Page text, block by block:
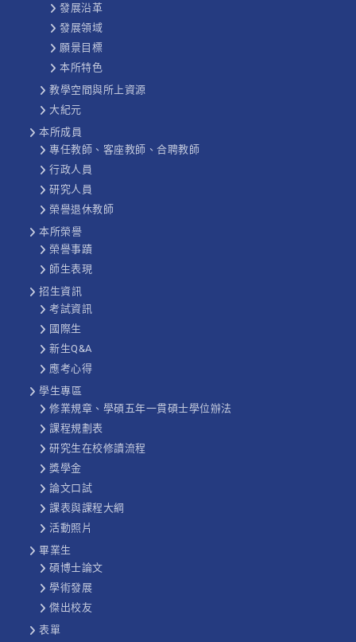
發展沿革
發展領域
願景目標
本所特色
教學空間與所上資源
大紀元
本所成員
專任教師、客座教師、合聘教師
行政人員
研究人員
榮譽退休教師
本所榮譽
榮譽事蹟
師生表現
招生資訊
考試資訊
國際生
新生Q&A
應考心得
學生專區
修業規章、學碩五年一貫碩士學位辦法
課程規劃表
研究生在校修讀流程
獎學金
論文口試
課表與課程大綱
活動照片
畢業生
碩博士論文
學術發展
傑出校友
表單